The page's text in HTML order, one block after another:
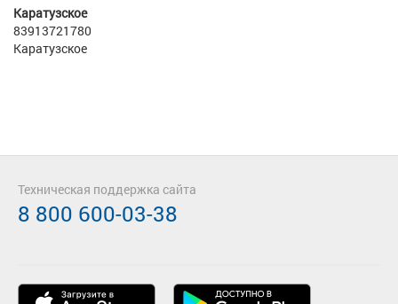
Каратузское
83913721780
Каратузское
Техническая поддержка сайта
8 800 600-03-38